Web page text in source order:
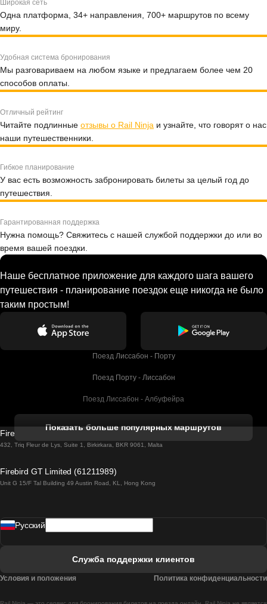
Широкая сеть
Одна платформа, 34+ направления, 700+ маршрутов по всему
миру.
Удобная система бронирования
Мы разговариваем на любом языке и предлагаем более чем 20
способов оплаты.
Отличный рейтинг
Читайте подлинные отзывы о Rail Ninja и узнайте, что говорят о нас
наши путешественники.
Гибкое планирование
У вас есть возможность забронировать билеты за целый год до
путешествия.
Гарантированная поддержка
Нужна помощь? Свяжитесь с нашей службой поддержки до или во
время вашей поездки.
Наше бесплатное приложение для каждого шага вашего
путешествия - планирование поездок еще никогда не было
таким простым!
Поезд Лиссабон - Порту
Поезд Порту - Лиссабон
Поезд Лиссабон - Албуфейра
Поезд Лиссабон - Лагос
Поезд Лиссабон - Мадрид
Показать больше популярных маршрутов
Firebird GT Limited (OC 1451)
432, Triq Fleur de Lys, Suite 1, Birkirkara, BKR 9061, Malta
Firebird GT Limited (61211989)
Unit G 15/F Tal Building 49 Austin Road, KL, Hong Kong
Pусский
Служба поддержки клиентов
Условия и положения Политика конфиденциальности